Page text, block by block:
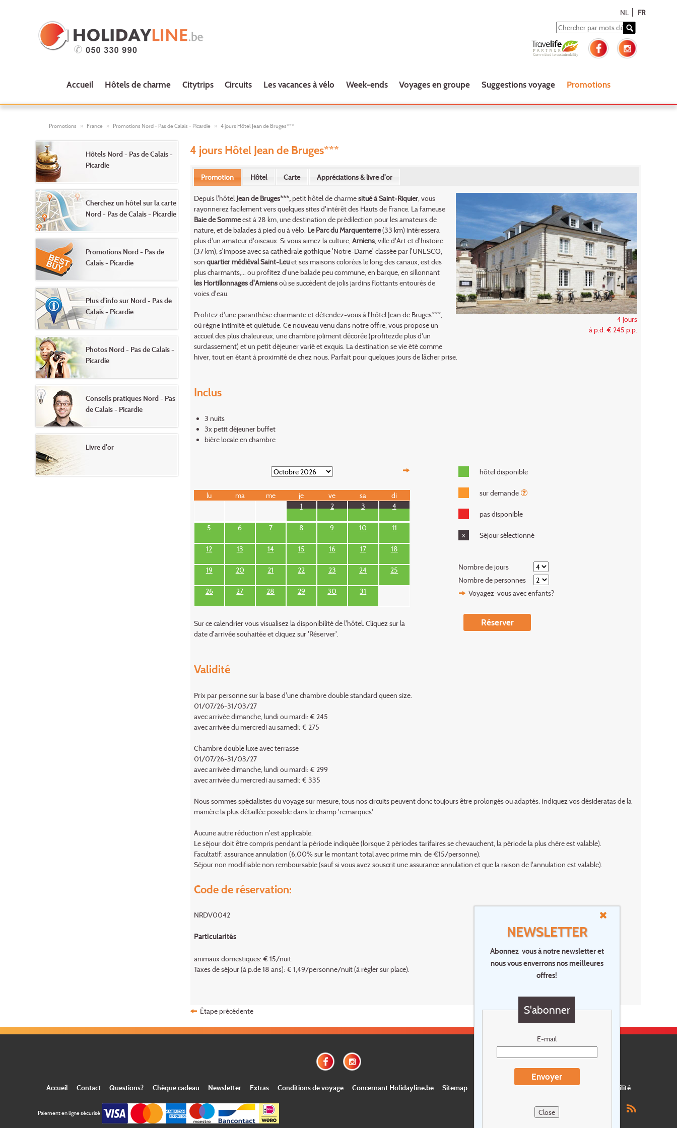
NEWSLETTER
Abonnez-vous à notre newsletter et
nous vous enverrons nos meilleures
offres!
S'abonner
E-mail
Envoyer
Close
NL FR
Accueil Hôtels de charme Citytrips Circuits Les vacances à vélo Week-ends Voyages en groupe Suggestions voyage Promotions
Promotions France Promotions Nord - Pas de Calais - Picardie 4 jours Hôtel Jean de Bruges***
4 jours Hôtel Jean de Bruges***
Promotion Hôtel Carte Appréciations & livre d'or
4 jours
à p.d. € 245 p.p.
Depuis l'hôtel Jean de Bruges***,petit hôtel de charmesitué à Saint-Riquier, vous
rayonnerez facilement vers quelques sites d'intérêt des Hauts de France. La fameuse
Baie de Sommeest à 28 km, une destination de prédilection pour les amateurs de
nature, et de balades à pied ou à vélo. Le Parc du Marquenterre(33 km) intéressera
plus d'un amateur d'oiseaux. Si vous aimez la culture, Amiens, ville d'Art et d'histoire
(37 km), s'impose avec sa cathédrale gothique 'Notre-Dame' classée par l'UNESCO,
son quartier médiéval Saint-Leuet ses maisons colorées le long des canaux, est des
plus charmants,... ou profitez d'une balade peu commune, en barque, en sillonnant
les Hortillonnages d'Amiensoù se succèdent de jolis jardins flottants entourés de
voies d'eau.
Profitez d'une paranthèse charmante et détendez-vous à l'hôtel Jean de Bruges***,
où règne intimité et quiétude. Ce nouveau venu dans notre offre, vous propose un
accueil des plus chaleureux, une chambre joliment décorée (profitezde plus d'un
surclassement) et un petit déjeuner varié et exquis. La destination se vie été comme
hiver, tout en étant à proximité de chez nous. Parfait pour quelques jours de lâcher prise.
Inclus
3 nuits
3x petit déjeuner buffet
bière locale en chambre
lu ma me je ve sa
di
1
2 3 4
5 6 7 8 9 10 11
12 13 14 15 16 17 18
19 20 21 22 23 24 25
26 27 28 29 30 31
Sur ce calendrier vous visualisez la disponibilité de l'hôtel. Cliquez sur la
date d'arrivée souhaitée et cliquez sur 'Réserver'.
hôtel disponible
sur demande
pas disponible
x Séjour sélectionné
Nombre de jours
Nombre de personnes
Voyagez-vous avec enfants?
Réserver
Validité
Prix par personne sur la base d'une chambre double standard queen size.
01/07/26-31/03/27
avec arrivée dimanche, lundi ou mardi: € 245
avec arrivée du mercredi au samedi: € 275
Chambre double luxe avec terrasse
01/07/26-31/03/27
avec arrivée dimanche, lundi ou mardi: € 299
avec arrivée du mercredi au samedi: € 335
Nous sommes spécialistes du voyage sur mesure, tous nos circuits peuvent donc toujours être prolongés ou adaptés. Indiquez vos désideratas de la
manière la plus détaillée possible dans le champ 'remarques'.
Aucune autre réduction n'est applicable.
Le séjour doit être compris pendant la période indiquée (lorsque 2 périodes tarifaires se chevauchent, la période la plus chère est valable).
Facultatif: assurance annulation (6,00% sur le montant total avec prime min. de €15/personne).
Séjour non modifiable non remboursable (sauf si vous avez souscrit une assurance annulation et que la raison de l'annulation est valable).
Code de réservation:
NRDV0042
Particularités
animaux domestiques: € 15/nuit.
Taxes de séjour (à p.de 18 ans): € 1,49/personne/nuit (à régler sur place).
Étape précédente
Hôtels Nord - Pas de Calais -
Picardie
Cherchez un hôtel sur la carte
Nord - Pas de Calais - Picardie
Promotions Nord - Pas de
Calais - Picardie
Plus d'info sur Nord - Pas de
Calais - Picardie
Photos Nord - Pas de Calais -
Picardie
Conseils pratiques Nord - Pas
de Calais - Picardie
Livre d'or
Accueil Contact Questions? Chèque cadeau Newsletter Extras Conditions de voyage Concernant Holidayline.be Sitemap Postes vacants privacy Assurance Durabilité
Paiement en ligne sécurisé